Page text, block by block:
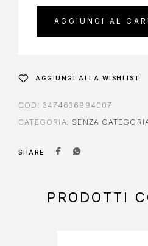
AGGIUNGI AL
AGGIUNGI ALLA WISHLIST
COD: 3474636994007
CATEGORIA: SENZA
SHARE
PRODOTTI